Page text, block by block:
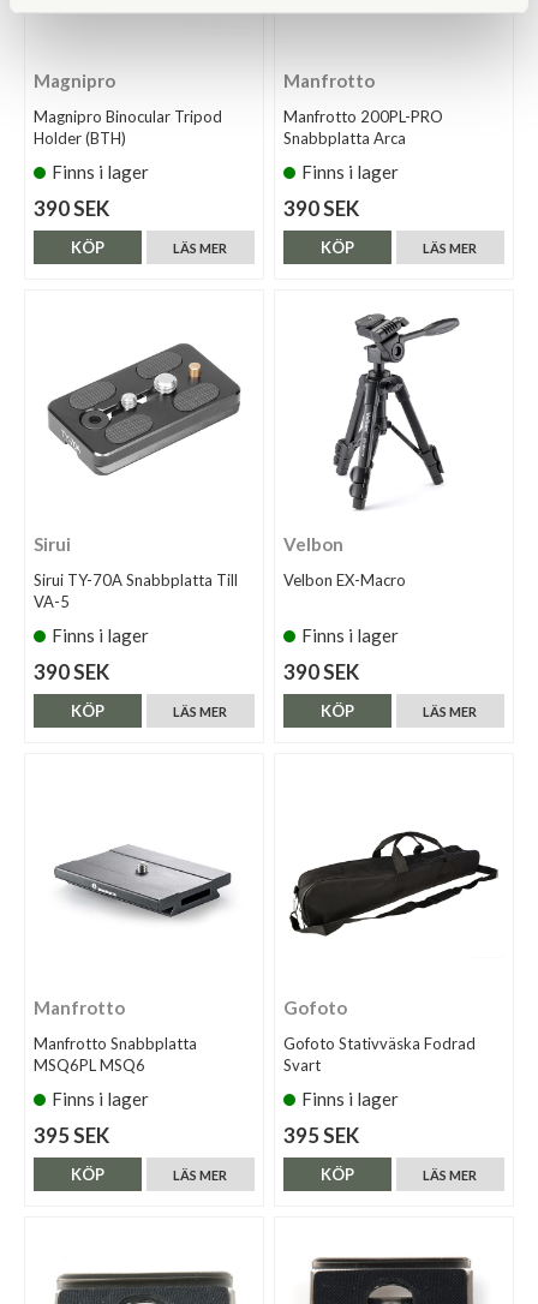
Magnipro
Magnipro Binocular Tripod
Holder (BTH)
Finns i lager
390 SEK
LÄS MER
KÖP
Manfrotto
Manfrotto 200PL-PRO
Snabbplatta Arca
Finns i lager
390 SEK
LÄS MER
KÖP
Sirui
Sirui TY-70A Snabbplatta Till
VA-5
Finns i lager
390 SEK
LÄS MER
KÖP
Velbon
Velbon EX-Macro
Finns i lager
390 SEK
LÄS MER
KÖP
Manfrotto
Manfrotto Snabbplatta
MSQ6PL MSQ6
Finns i lager
395 SEK
LÄS MER
KÖP
Gofoto
Gofoto Stativväska Fodrad
Svart
Finns i lager
395 SEK
LÄS MER
KÖP